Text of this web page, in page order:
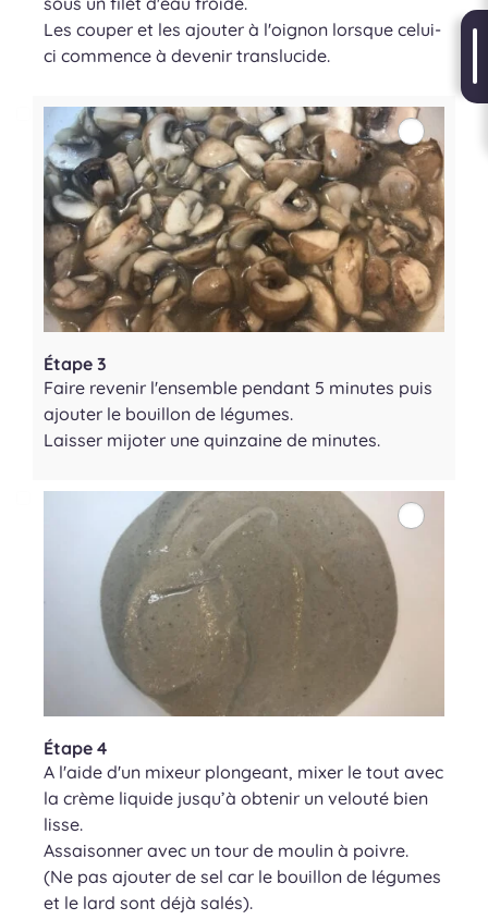
Les couper et les ajouter à l'oignon lorsque celui-
ci commence à devenir translucide.
Étape 3
Faire revenir l'ensemble pendant 5 minutes puis
ajouter le bouillon de légumes.
Laisser mijoter une quinzaine de minutes.
Étape 4
A l'aide d'un mixeur plongeant, mixer le tout avec
la crème liquide jusqu’à obtenir un velouté bien
lisse.
Assaisonner avec un tour de moulin à poivre.
(Ne pas ajouter de sel car le bouillon de légumes
et le lard sont déjà salés).